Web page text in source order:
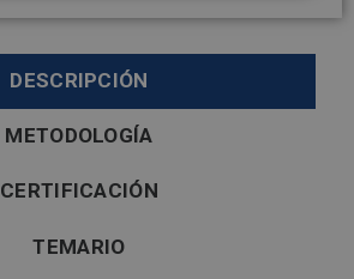
DESCRIPCIÓN
METODOLOGÍA
CERTIFICACIÓN
TEMARIO